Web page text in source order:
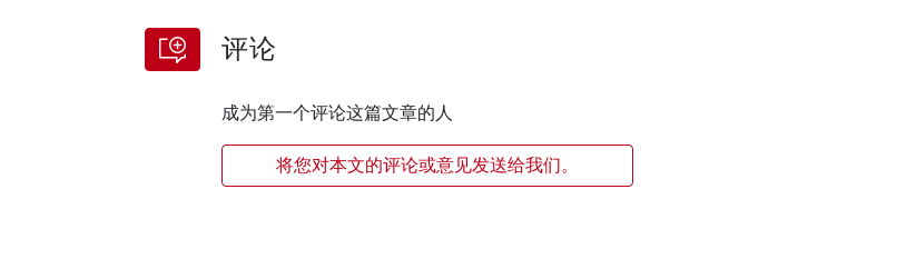
评论
成为第一个评论这篇文章的人
将您对本文的评论或意见发送给我们。